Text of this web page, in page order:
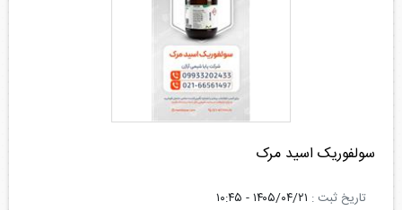
سولفوریک اسید مرک
تاریخ ثبت : ۱۴۰۵/۰۴/۲۱ - ۱۰:۴۵